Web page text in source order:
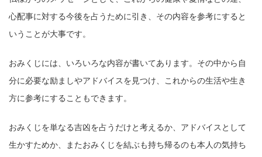
心配事に対する今後を占うために引き、その内容を参考にすると
いうことが大事です。
おみくじには、いろいろな内容が書いてあります。その中から自
分に必要な励ましやアドバイスを見つけ、これからの生活や生き
方に参考にすることもできます。
おみくじを単なる吉凶を占うだけと考えるか、アドバイスとして
生かすためか、またおみくじを結ぶも持ち帰るのも本人の気持ち